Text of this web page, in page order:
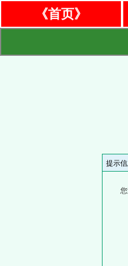
《首页》
提示